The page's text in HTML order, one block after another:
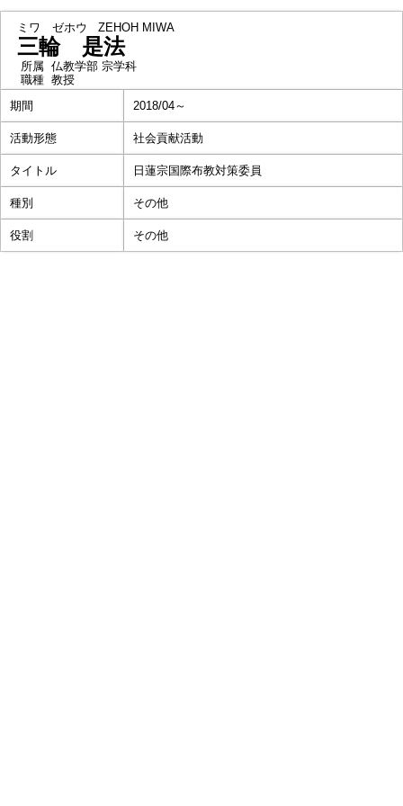
ミワ ゼホウ ZEHOH MIWA
三輪 是法
所属 仏教学部 宗学科
職種 教授
期間
2018/04～
活動形態 社会貢献活動
タイトル 日蓮宗国際布教対策委員
種別 その他
役割 その他